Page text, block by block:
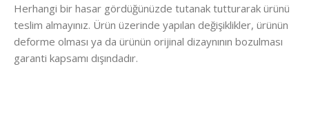
Herhangi bir hasar gördüğünüzde tutanak tutturarak ürünü
teslim almayınız. Ürün üzerinde yapılan değişiklikler, ürünün
deforme olması ya da ürünün orijinal dizaynının bozulması
garanti kapsamı dışındadır.